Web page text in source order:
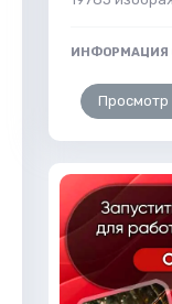
ИНФОРМАЦИЯ
Просмотр